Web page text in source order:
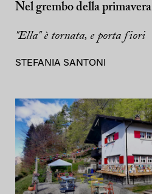
Nel grembo della primavera
"Ella" è tornata, e porta fiori
STEFANIA SANTONI